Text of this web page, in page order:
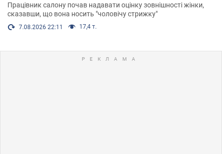
Працівник салону почав надавати оцінку зовнішності жінки,
сказавши, що вона носить "чоловічу стрижку"
7.08.2026 22:11 17,4 т.